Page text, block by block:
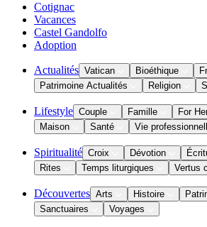
Cotignac
Vacances
Castel Gandolfo
Adoption
Actualités Vatican Bioéthique
Patrimoine Actualités
Religion
Lifestyle Couple Famille
For
Maison
Santé Vie
Spiritualité Croix Dévotion
Rites
Temps liturgiques Vertus
Découvertes Arts Histoire
Sanctuaires
Voyages